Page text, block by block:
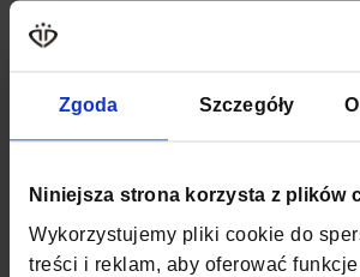
Zgoda Szczegóły
Niniejsza strona korzysta z plików
Wykorzystujemy pliki cookie do
treści i reklam, aby oferować funkcje
WAGA
MATERIAŁ
SZEROKOŚĆ
GŁĘBOKOŚĆ